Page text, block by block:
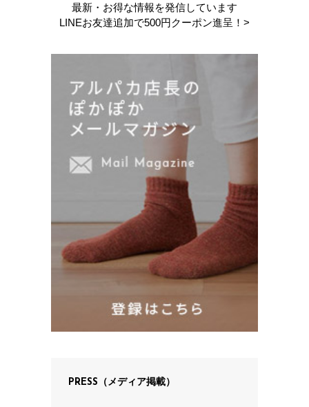
最新・お得な情報を発信しています
LINEお友達追加で500円クーポン進呈！>
PRESS（メディア掲載）